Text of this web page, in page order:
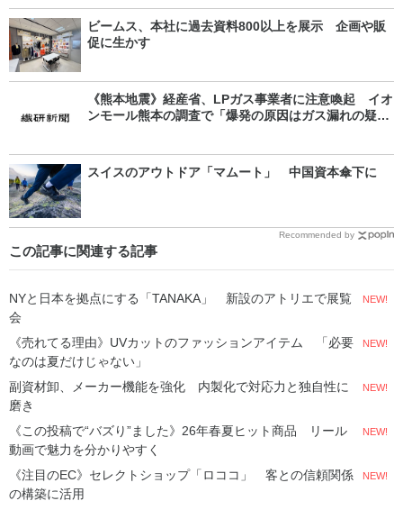
ビームス、本社に過去資料800以上を展示 企画や販
促に生かす
《熊本地震》経産省、LPガス事業者に注意喚起 イオ
ンモール熊本の調査で「爆発の原因はガス漏れの疑
スイスのアウトドア「マムート」 中国資本傘下に
Recommended by
この記事に関連する記事
NYと日本を拠点にする「TANAKA」 新設のアトリエで展覧
会
NEW!
《売れてる理由》UVカットのファッションアイテム 「必要
なのは夏だけじゃない」
NEW!
副資材卸、メーカー機能を強化 内製化で対応力と独自性に
磨き
NEW!
《この投稿で“バズり”ました》26年春夏ヒット商品 リール
動画で魅力を分かりやすく
NEW!
《注目のEC》セレクトショップ「ロココ」 客との信頼関係
の構築に活用
NEW!